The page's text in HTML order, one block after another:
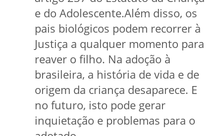
e do Adolescente.Além disso, os
pais biológicos podem recorrer à
Justiça a qualquer momento para
reaver o filho. Na adoção à
brasileira, a história de vida e de
origem da criança desaparece. E
no futuro, isto pode gerar
inquietação e problemas para o